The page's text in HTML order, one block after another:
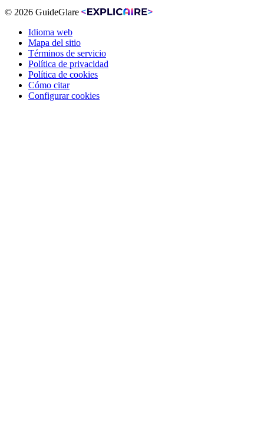
© 2026 GuideGlare
Idioma web
Mapa del sitio
Términos de servicio
Política de privacidad
Política de cookies
Cómo citar
Configurar cookies